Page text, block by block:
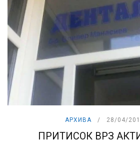
АРХИВА 28/04/
ПРИТИСОК ВРЗ